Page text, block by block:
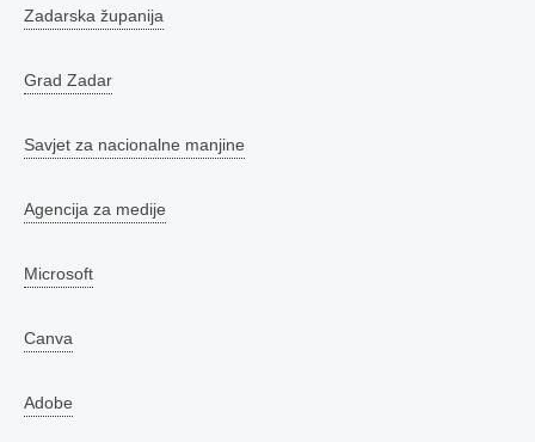
Zadarska županija
Grad Zadar
Savjet za nacionalne manjine
Agencija za medije
Microsoft
Canva
Adobe